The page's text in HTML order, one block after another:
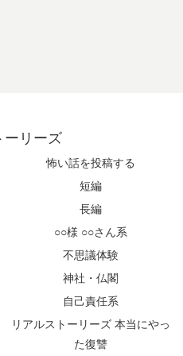
ーリーズ
怖い話を投稿する
短編
長編
○○様 ○○さん系
不思議体験
神社・仏閣
自己責任系
リアルストーリーズ 本当にやっ
た復讐